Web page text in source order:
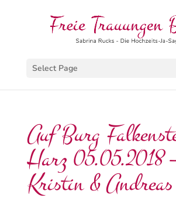
Select Page
Auf Burg
Harz 05.05.2018 –
Kristin & Andreas